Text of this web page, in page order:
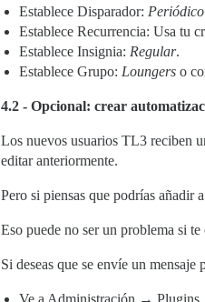
Establece Disparador: Periódico
Establece Recurrencia: Usa tu
Establece Insignia: Regular.
Establece Grupo: Loungers o
4.2 - Opcional: crear
Los nuevos usuarios TL3 reciben
editar anteriormente.
Pero si piensas que podrías añadir
Eso puede no ser un problema si
Si deseas que se envíe un
Ve a Administración →